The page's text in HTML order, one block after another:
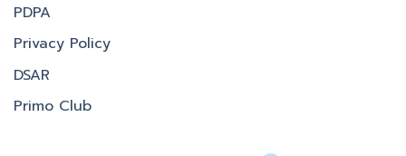
PDPA
Privacy Policy
DSAR
Primo Club